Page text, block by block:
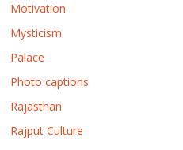
Motivation
Mysticism
Palace
Photo captions
Rajasthan
Rajput Culture